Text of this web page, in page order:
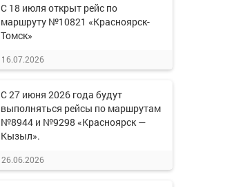
С 18 июля открыт рейс по
маршруту №10821 «Красноярск-
Томск»
16.07.2026
С 27 июня 2026 года будут
выполняться рейсы по маршрутам
№8944 и №9298 «Красноярск —
Кызыл».
26.06.2026